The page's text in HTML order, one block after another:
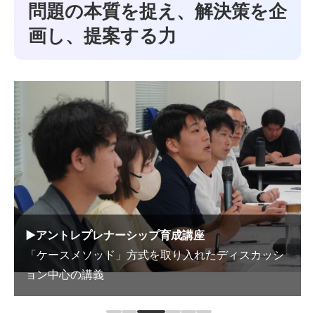
問題の本質を捉え、解決策を企
画し、提案する力
▶アントレプレナーシップ育成講座
「ケースメソッド」方式を取り入れたディスカッシ
ョン中心の講義